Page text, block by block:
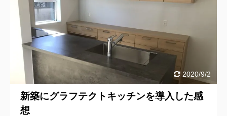
2020/9/2
新築にグラフテクトキッチンを導入した感
想